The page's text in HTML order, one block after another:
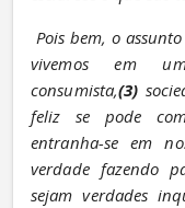
Pois bem, o
vivemos em
consumista,(3)
feliz se pode
entranha-se em
verdade fazendo
sejam verdades